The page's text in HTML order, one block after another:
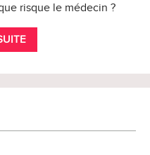
risque le médecin ?